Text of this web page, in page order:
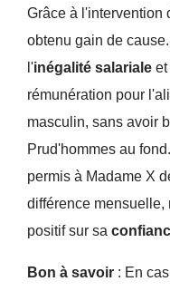
Grâce à l'intervention
obtenu gain de
l'inégalité salarialeet
rémunération pour
masculin, sans avoir
Prud'hommes au
permis à Madame X
différence mensuelle,
positif sur sa
Bon à savoir: En